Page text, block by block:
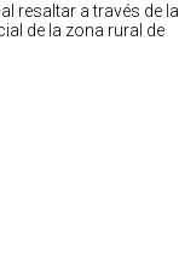
resaltar a través de la
de la zona rural de